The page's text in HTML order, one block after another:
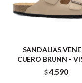
SANDALIAS
CUERO BRUNN -
$4.590